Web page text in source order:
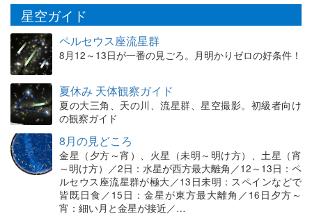
星空ガイド
ペルセウス座流星群
8月12～13日が一番の見ごろ。月明かりゼロの好条件！
夏休み 天体観察ガイド
夏の大三角、天の川、流星群、星空撮影。初級者向け
の観察ガイド
8月の見どころ
金星（夕方～宵）、火星（未明～明け方）、土星（宵
～明け方）／2日：水星が西方最大離角／12～13日：ペ
ルセウス座流星群が極大／13日未明：スペインなどで
皆既日食／15日：金星が東方最大離角／16日夕方～
宵：細い月と金星が接近／…